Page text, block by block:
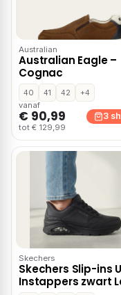
Australian
Australian Eagle –
Cognac
40 41 42
+4
vanaf
€ 90,99
tot € 129,99
3
Skechers
Skechers Slip-ins
Instappers zwart